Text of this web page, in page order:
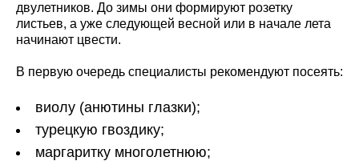
двулетников. До зимы они формируют розетку
листьев, а уже следующей весной или в начале лета
начинают цвести.
В первую очередь специалисты рекомендуют посеять:
виолу (анютины глазки);
турецкую гвоздику;
маргаритку многолетнюю;